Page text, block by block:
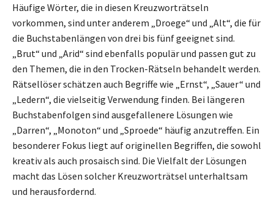
Häufige Wörter, die in diesen Kreuzworträtseln
vorkommen, sind unter anderem „Droege“ und „Alt“, die für
die Buchstabenlängen von drei bis fünf geeignet sind.
„Brut“ und „Arid“ sind ebenfalls populär und passen gut zu
den Themen, die in den Trocken-Rätseln behandelt werden.
Rätsellöser schätzen auch Begriffe wie „Ernst“, „Sauer“ und
„Ledern“, die vielseitig Verwendung finden. Bei längeren
Buchstabenfolgen sind ausgefallenere Lösungen wie
„Darren“, „Monoton“ und „Sproede“ häufig anzutreffen. Ein
besonderer Fokus liegt auf originellen Begriffen, die sowohl
kreativ als auch prosaisch sind. Die Vielfalt der Lösungen
macht das Lösen solcher Kreuzworträtsel unterhaltsam
und herausfordernd.